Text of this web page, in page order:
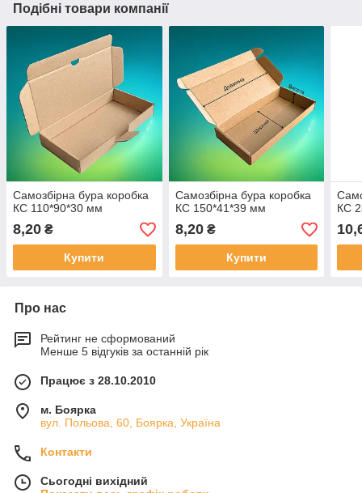
Подібні товари компанії
Самозбірна бура коробка
КС 110*90*30 мм
8,20 ₴
Купити
Самозбірна бура коробка
КС 150*41*39 мм
8,20₴
Купити
КС
Про нас
Рейтинг не сформований
Менше 5 відгуків за останній рік
Працює з 28.10.2010
м. Боярка
вул. Польова, 60, Боярка, Україна
Контакти
Сьогодні вихідний